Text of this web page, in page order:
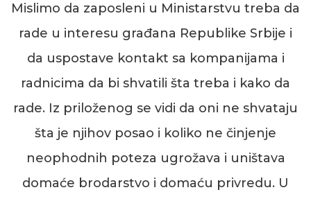
Mislimo da zaposleni u Ministarstvu treba da
rade u interesu građana Republike Srbije i
da uspostave kontakt sa kompanijama i
radnicima da bi shvatili šta treba i kako da
rade. Iz priloženog se vidi da oni ne shvataju
šta je njihov posao i koliko ne činjenje
neophodnih poteza ugrožava i uništava
domaće brodarstvo i domaću privredu. U